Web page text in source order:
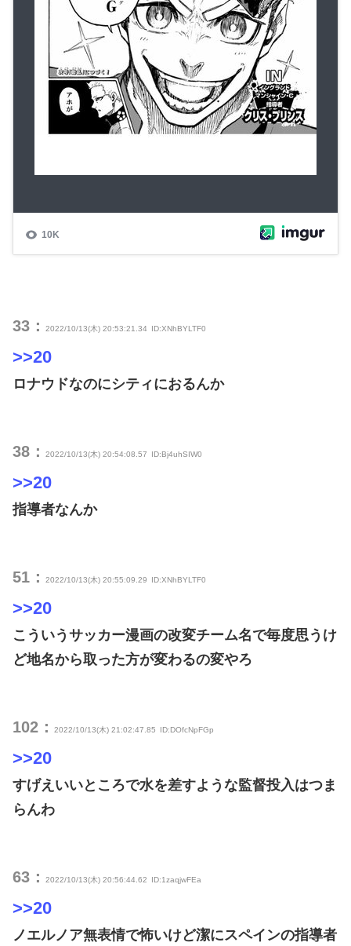
33： 2022/10/13(木) 20:53:21.34 ID:XNhBYLTF0
>>20
ロナウドなのにシティにおるんか
38： 2022/10/13(木) 20:54:08.57 ID:Bj4uhSIW0
>>20
指導者なんか
51： 2022/10/13(木) 20:55:09.29 ID:XNhBYLTF0
>>20
こういうサッカー漫画の改変チーム名で毎度思うけ
ど地名から取った方が変わるの変やろ
102： 2022/10/13(木) 21:02:47.85 ID:DOfcNpFGp
>>20
すげえいいところで水を差すような監督投入はつま
らんわ
63： 2022/10/13(木) 20:56:44.62 ID:1zaqjwFEa
>>20
ノエルノア無表情で怖いけど潔にスペインの指導者